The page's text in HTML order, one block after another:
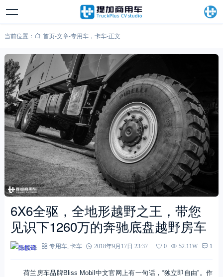
当前位置： 首页-文章-专用车， 卡车-正文
6X6全驱，全地形越野之王，带您
见识下1260万的奔驰底盘越野房车
陈接锋 专用车, 卡车 2018年9月17日 23:37 0 52.11W 1
荷兰房车品牌Bliss Mobil中文官网上有一句话，“独立即自由”。作